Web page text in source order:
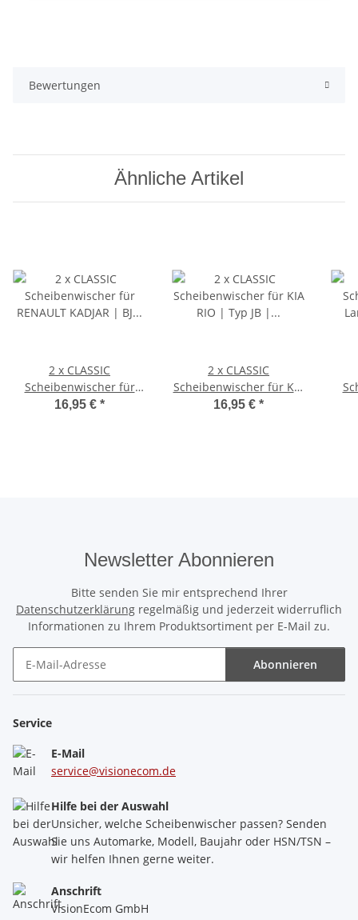
Bewertungen
Ähnliche Artikel
2 x CLASSIC
Scheibenwischer für
RENAULT KADJAR | BJ
16,95 € *
2 x CLASSIC
Scheibenwischer für KIA
RIO | Typ JB | BJ 2005 -
16,95 € *
Newsletter Abonnieren
Bitte senden Sie mir entsprechend Ihrer
Datenschutzerklärung regelmäßig und jederzeit widerruflich
Informationen zu Ihrem Produktsortiment per E-Mail zu.
Abonnieren
Service
E-Mail
service@visionecom.de
Hilfe bei der Auswahl
Unsicher, welche Scheibenwischer passen? Senden
Sie uns Automarke, Modell, Baujahr oder HSN/TSN –
wir helfen Ihnen gerne weiter.
Anschrift
VisionEcom GmbH